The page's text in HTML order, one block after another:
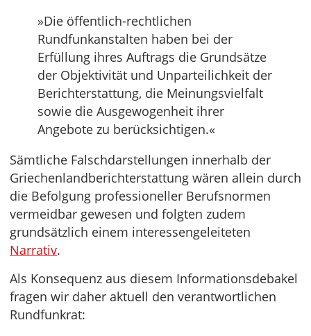
»Die öffentlich-rechtlichen
Rundfunkanstalten haben bei der
Erfüllung ihres Auftrags die Grundsätze
der Objektivität und Unparteilichkeit der
Berichterstattung, die Meinungsvielfalt
sowie die Ausgewogenheit ihrer
Angebote zu berücksichtigen.«
Sämtliche Falschdarstellungen innerhalb der
Griechenlandberichterstattung wären allein durch
die Befolgung professioneller Berufsnormen
vermeidbar gewesen und folgten zudem
grundsätzlich einem interessengeleiteten
Narrativ.
Als Konsequenz aus diesem Informationsdebakel
fragen wir daher aktuell den verantwortlichen
Rundfunkrat: